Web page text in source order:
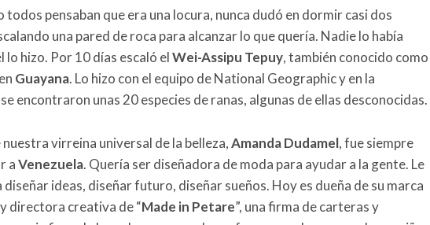
todos pensaban que era una locura, nunca dudó en dormir casi dos
una pared de roca para alcanzar lo que quería. Nadie lo había
lo hizo. Por 10 días escaló elWei-Assipu Tepuy, también conocido como
en Guayana. Lo hizo con el equipo de National Geographic y en la
encontraron unas 20 especies de ranas, algunas de ellas desconocidas.
nuestra virreina universal de la belleza,Amanda Dudamel, fue siempre
aVenezuela. Quería ser diseñadora de moda para ayudar a la gente. Le
diseñar ideas, diseñar futuro, diseñar sueños. Hoy es dueña de su marca
directora creativa de “Made in Petare”, una firma de carteras y